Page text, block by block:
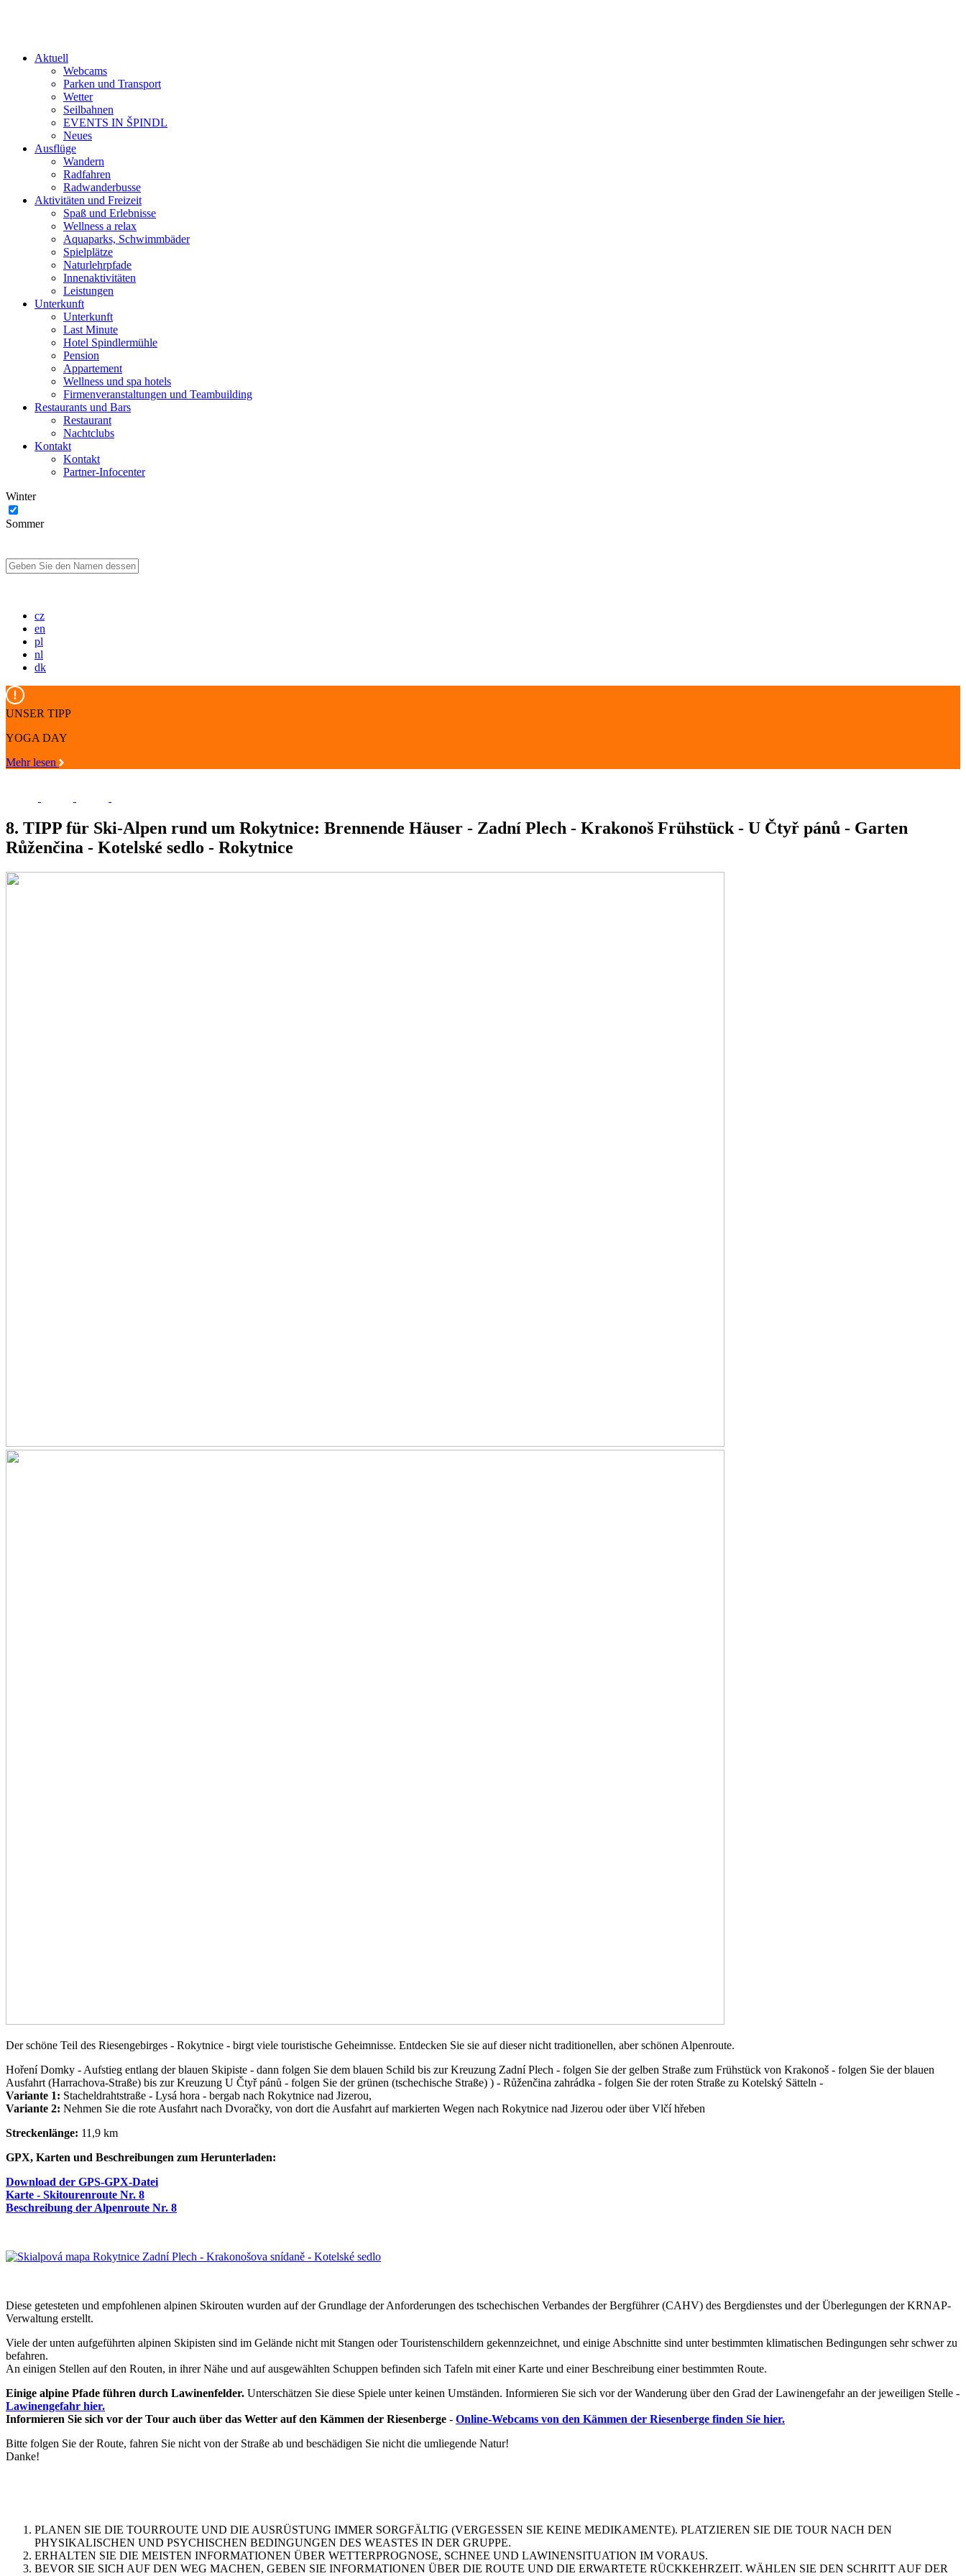
Aktuell
Webcams
Parken und Transport
Wetter
Seilbahnen
EVENTS IN ŠPINDL
Neues
Ausflüge
Wandern
Radfahren
Radwanderbusse
Aktivitäten und Freizeit
Spaß und Erlebnisse
Wellness a relax
Aquaparks, Schwimmbäder
Spielplätze
Naturlehrpfade
Innenaktivitäten
Leistungen
Unterkunft
Unterkunft
Last Minute
Hotel Spindlermühle
Pension
Appartement
Wellness und spa hotels
Firmenveranstaltungen und Teambuilding
Restaurants und Bars
Restaurant
Nachtclubs
Kontakt
Kontakt
Partner-Infocenter
Winter
Sommer
cz
en
pl
nl
dk
UNSER TIPP
YOGA DAY
Mehr lesen
8. TIPP für Ski-Alpen rund um Rokytnice: Brennende Häuser - Zadní Plech - Krakonoš Frühstück - U Čtyř pánů - Garten
Růženčina - Kotelské sedlo - Rokytnice
Der schöne Teil des Riesengebirges - Rokytnice - birgt viele touristische Geheimnisse. Entdecken Sie sie auf dieser nicht traditionellen, aber schönen Alpenroute.
Hoření Domky - Aufstieg entlang der blauen Skipiste - dann folgen Sie dem blauen Schild bis zur Kreuzung Zadní Plech - folgen Sie der gelben Straße zum Frühstück von Krakonoš - folgen Sie der blauen
Ausfahrt (Harrachova-Straße) bis zur Kreuzung U Čtyř pánů - folgen Sie der grünen (tschechische Straße) ) - Růženčina zahrádka - folgen Sie der roten Straße zu Kotelský Sätteln -
Variante 1: Stacheldrahtstraße - Lysá hora - bergab nach Rokytnice nad Jizerou,
Variante 2: Nehmen Sie die rote Ausfahrt nach Dvoračky, von dort die Ausfahrt auf markierten Wegen nach Rokytnice nad Jizerou oder über Vlčí hřeben
Streckenlänge: 11,9 km
GPX, Karten und Beschreibungen zum Herunterladen:
Download der GPS-GPX-Datei
Karte - Skitourenroute Nr. 8
Beschreibung der Alpenroute Nr. 8
Diese getesteten und empfohlenen alpinen Skirouten wurden auf der Grundlage der Anforderungen des tschechischen Verbandes der Bergführer (CAHV) des Bergdienstes und der Überlegungen der KRNAP-
Verwaltung erstellt.
Viele der unten aufgeführten alpinen Skipisten sind im Gelände nicht mit Stangen oder Touristenschildern gekennzeichnet, und einige Abschnitte sind unter bestimmten klimatischen Bedingungen sehr schwer zu
befahren.
An einigen Stellen auf den Routen, in ihrer Nähe und auf ausgewählten Schuppen befinden sich Tafeln mit einer Karte und einer Beschreibung einer bestimmten Route.
Einige alpine Pfade führen durch Lawinenfelder. Unterschätzen Sie diese Spiele unter keinen Umständen. Informieren Sie sich vor der Wanderung über den Grad der Lawinengefahr an der jeweiligen Stelle -
Lawinengefahr hier.
Informieren Sie sich vor der Tour auch über das Wetter auf den Kämmen der Riesenberge - Online-Webcams von den Kämmen der Riesenberge finden Sie hier.
Bitte folgen Sie der Route, fahren Sie nicht von der Straße ab und beschädigen Sie nicht die umliegende Natur!
Danke!
PLANEN SIE DIE TOURROUTE UND DIE AUSRÜSTUNG IMMER SORGFÄLTIG (VERGESSEN SIE KEINE MEDIKAMENTE). PLATZIEREN SIE DIE TOUR NACH DEN
PHYSIKALISCHEN UND PSYCHISCHEN BEDINGUNGEN DES WEASTES IN DER GRUPPE.
ERHALTEN SIE DIE MEISTEN INFORMATIONEN ÜBER WETTERPROGNOSE, SCHNEE UND LAWINENSITUATION IM VORAUS.
BEVOR SIE SICH AUF DEN WEG MACHEN, GEBEN SIE INFORMATIONEN ÜBER DIE ROUTE UND DIE ERWARTETE RÜCKKEHRZEIT. WÄHLEN SIE DEN SCHRITT AUF DER